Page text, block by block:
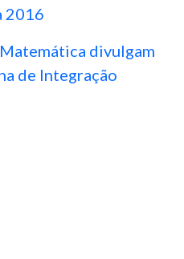
2016
divulgam
de Integração